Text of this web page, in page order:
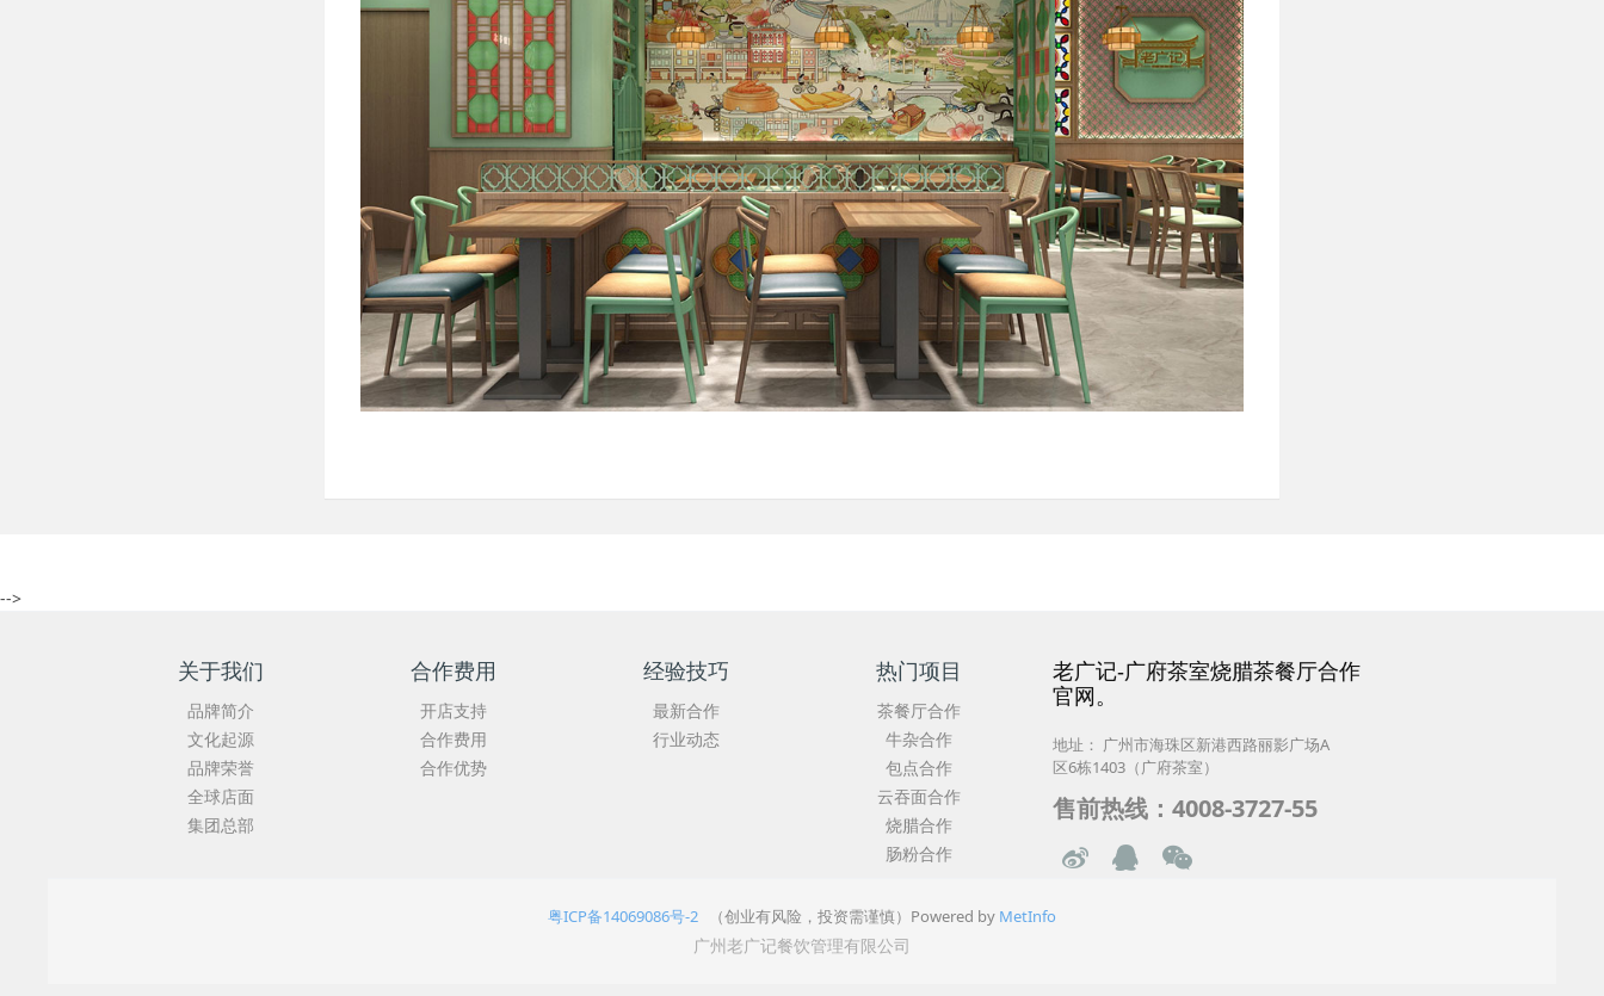
-->
关于我们
品牌简介
文化起源
品牌荣誉
全球店面
集团总部
合作费用
开店支持
合作费用
合作优势
经验技巧
最新合作
行业动态
热门项目
茶餐厅合作
牛杂合作
包点合作
云吞面合作
烧腊合作
肠粉合作
老广记-广府茶室烧腊茶餐厅合作
官网。
地址： 广州市海珠区新港西路丽影广场A
区6栋1403（广府茶室）
售前热线：4008-3727-55
粤ICP备14069086号-2 （创业有风险，投资需谨慎）Powered by MetInfo
广州老广记餐饮管理有限公司